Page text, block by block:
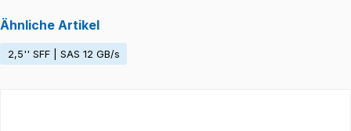
Ähnliche Artikel
2,5'' SFF | SAS 12 GB/s